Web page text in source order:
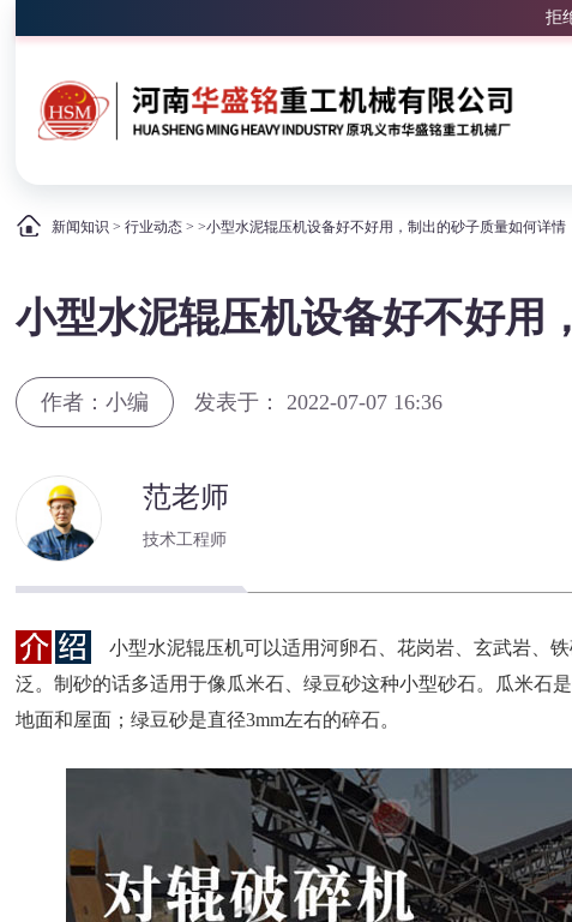
拒
新闻知识 >行业动态 > >小型水泥辊压机设备好不好用，制出的砂子质量如何详情
小型水泥辊压机设备好不好用
作者：小编 发表于： 2022-07-07 16:36
范老师
技术工程师
小型水泥辊压机可以适用河卵石、花岗岩、玄武岩、
泛。制砂的话多适用于像瓜米石、绿豆砂这种小型砂石。瓜米石
地面和屋面；绿豆砂是直径3mm左右的碎石。